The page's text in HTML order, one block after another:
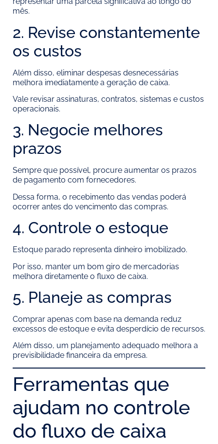
mês.
2. Revise constantemente
os custos
Além disso, eliminar despesas desnecessárias
melhora imediatamente a geração de caixa.
Vale revisar assinaturas, contratos, sistemas e custos
operacionais.
3. Negocie melhores
prazos
Sempre que possível, procure aumentar os prazos
de pagamento com fornecedores.
Dessa forma, o recebimento das vendas poderá
ocorrer antes do vencimento das compras.
4. Controle o estoque
Estoque parado representa dinheiro imobilizado.
Por isso, manter um bom giro de mercadorias
melhora diretamente o fluxo de caixa.
5. Planeje as compras
Comprar apenas com base na demanda reduz
excessos de estoque e evita desperdício de recursos.
Além disso, um planejamento adequado melhora a
previsibilidade financeira da empresa.
Ferramentas que
ajudam no controle
do fluxo de caixa